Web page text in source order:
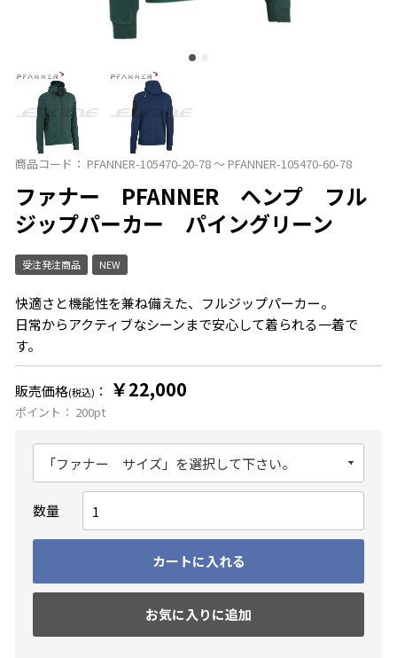
商品コード： PFANNER-105470-20-78 ～ PFANNER-105470-60-78
ファナー PFANNER ヘンプ フル
ジップパーカー パイングリーン
受注発注商品 NEW
快適さと機能性を兼ね備えた、フルジップパーカー。
日常からアクティブなシーンまで安心して着られる一着で
す。
販売価格(税込) ： ￥22,000
ポイント： 200pt
数量
カートに入れる
お気に入りに追加